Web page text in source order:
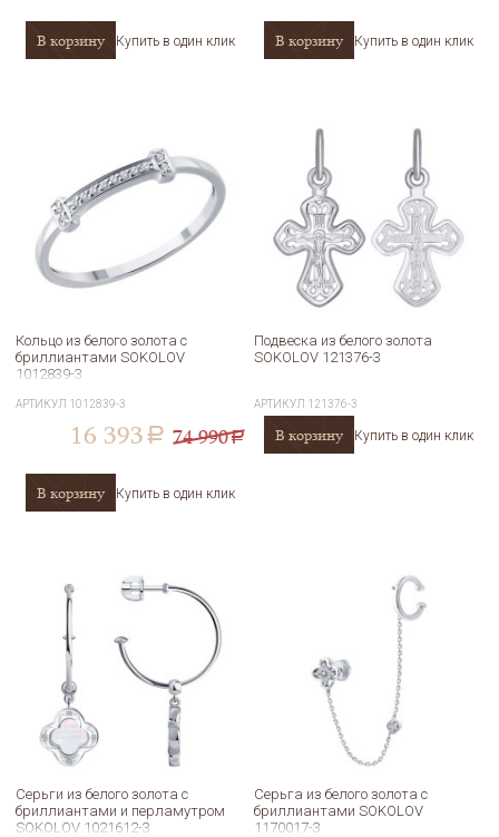
В корзину Купить в один клик В корзину Купить в один клик
Кольцо из белого золота с
бриллиантами SOKOLOV
1012839-3
АРТИКУЛ 1012839-3
16 393 a 74 990a
В корзину Купить в один клик
Подвеска из белого золота
SOKOLOV 121376-3
АРТИКУЛ 121376-3
В корзину Купить в один клик
Серьги из белого золота с
бриллиантами и перламутром
SOKOLOV 1021612-3
Серьга из белого золота с
бриллиантами SOKOLOV
1170017-3